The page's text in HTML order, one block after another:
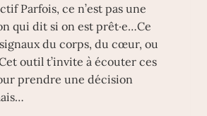
Parfois, ce n’est pas une
qui dit si on est prêt·e…Ce
du corps, du cœur, ou
outil t’invite à écouter ces
prendre une décision